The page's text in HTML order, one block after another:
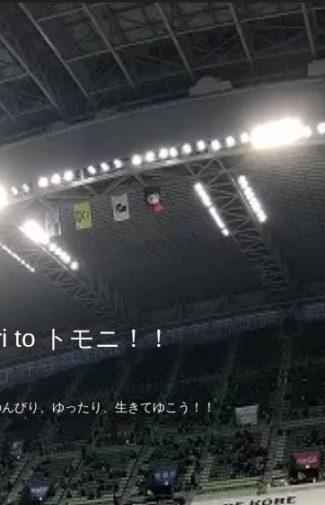
to トモニ！！
びり、ゆったり、生きてゆこう！！